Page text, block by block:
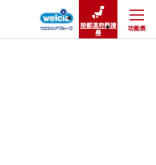
按都道府縣搜
尋
功能表
關閉